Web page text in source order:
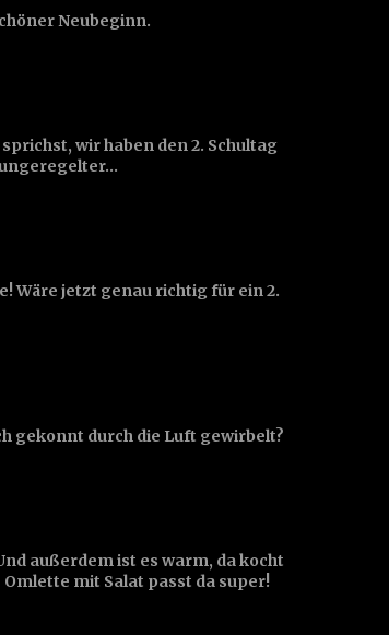
Neubeginn.
wir haben den 2. Schultag
Wäre jetzt genau richtig für ein 2.
gekonnt durch die Luft gewirbelt?
außerdem ist es warm, da kocht
mit Salat passt da super!